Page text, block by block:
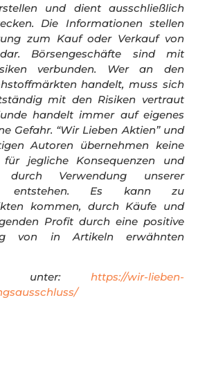
und dient ausschließlich
Die Informationen stellen
zum Kauf oder Verkauf von
Börsengeschäfte sind mit
verbunden. Wer an den
handelt, muss sich
mit den Risiken vertraut
handelt immer auf eigenes
Gefahr. “Wir Lieben Aktien” und
Autoren übernehmen keine
für jegliche Konsequenzen und
Verwendung unserer
entstehen. Es kann zu
kommen, durch Käufe und
Profit durch eine positive
von in Artikeln erwähnten
unter: https://wir-lieben-